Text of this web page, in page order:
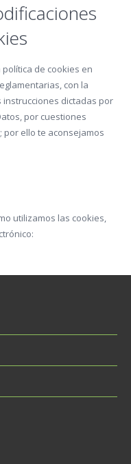
de cookies en
con la
dictadas por
por cuestiones
por ello te aconsejamos
utilizamos las cookies,